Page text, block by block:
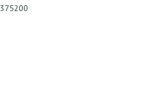
375200